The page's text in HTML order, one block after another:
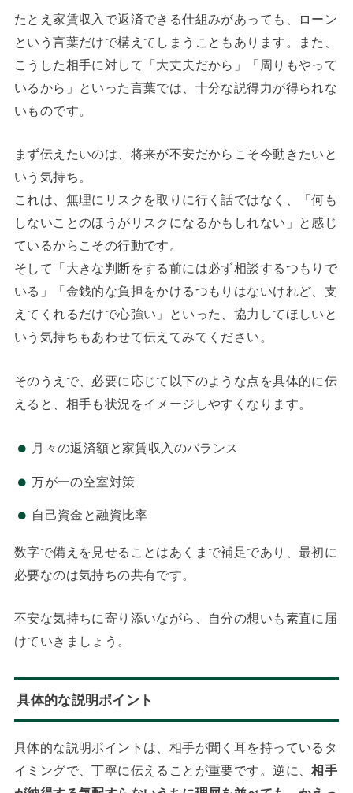
たとえ家賃収入で返済できる仕組みがあっても、ローン
という言葉だけで構えてしまうこともあります。また、
こうした相手に対して「大丈夫だから」「周りもやって
いるから」といった言葉では、十分な説得力が得られな
いものです。
まず伝えたいのは、将来が不安だからこそ今動きたいと
いう気持ち。
これは、無理にリスクを取りに行く話ではなく、「何も
しないことのほうがリスクになるかもしれない」と感じ
ているからこその行動です。
そして「大きな判断をする前には必ず相談するつもりで
いる」「金銭的な負担をかけるつもりはないけれど、支
えてくれるだけで心強い」といった、協力してほしいと
いう気持ちもあわせて伝えてみてください。
そのうえで、必要に応じて以下のような点を具体的に伝
えると、相手も状況をイメージしやすくなります。
月々の返済額と家賃収入のバランス
万が一の空室対策
自己資金と融資比率
数字で備えを見せることはあくまで補足であり、最初に
必要なのは気持ちの共有です。
不安な気持ちに寄り添いながら、自分の想いも素直に届
けていきましょう。
具体的な説明ポイント
具体的な説明ポイントは、相手が聞く耳を持っているタ
イミングで、丁寧に伝えることが重要です。逆に、相手